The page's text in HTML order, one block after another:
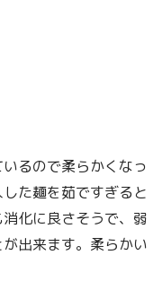
るので柔らかくなっ
た麺を茹ですぎると
化に良さそうで、弱
出来ます。柔らかい